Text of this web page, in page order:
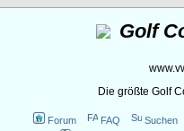
Golf
Die größte Golf
Forum FAQ
Suchen